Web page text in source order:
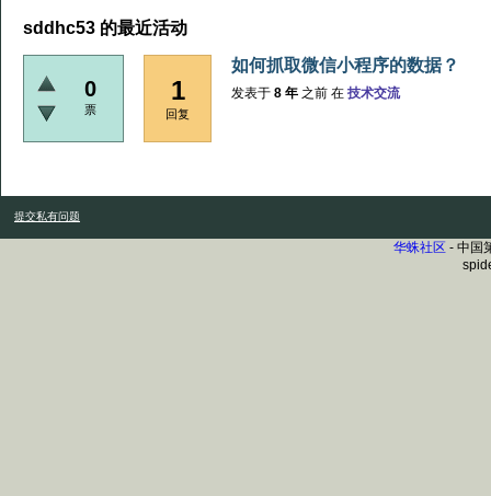
sddhc53 的最近活动
0
票
1
回复
如何抓取微信小程序的数据？
发表于 8 年 之前 在 技术交流
提交私有问题
华蛛社区 - 中国